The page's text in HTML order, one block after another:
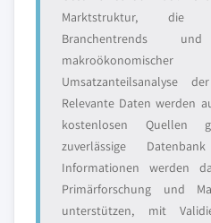
Marktstruktur, die
Branchentrends
Umsatzanteilsanalyse
Relevante Daten werden
kostenlosen Quellen
zuverlässige
Informationen werden
Primärforschung und
unterstützen, mit